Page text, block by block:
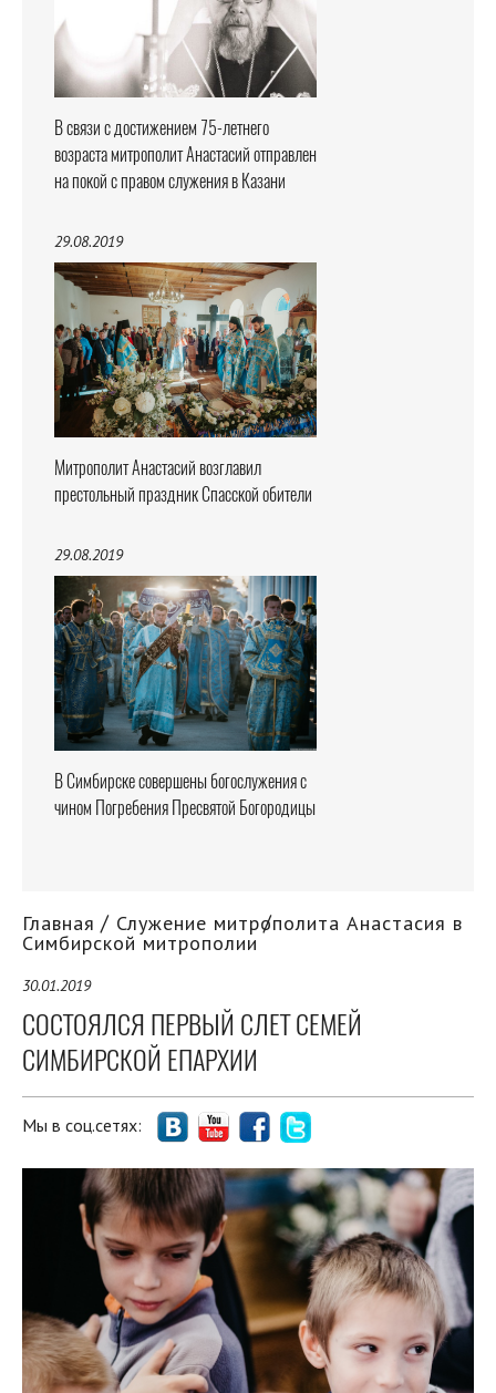
В связи с достижением 75-летнего
возраста митрополит Анастасий отправлен
на покой с правом служения в Казани
29.08.2019
Митрополит Анастасий возглавил
престольный праздник Спасской обители
29.08.2019
В Симбирске совершены богослужения с
чином Погребения Пресвятой Богородицы
Главная Служение митрополита Анастасия в
Симбирской митрополии
30.01.2019
СОСТОЯЛСЯ ПЕРВЫЙ СЛЕТ СЕМЕЙ
СИМБИРСКОЙ ЕПАРХИИ
Мы в соц.сетях: